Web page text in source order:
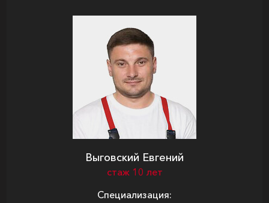
Выговский Евгений
стаж 10 лет
Специализация: